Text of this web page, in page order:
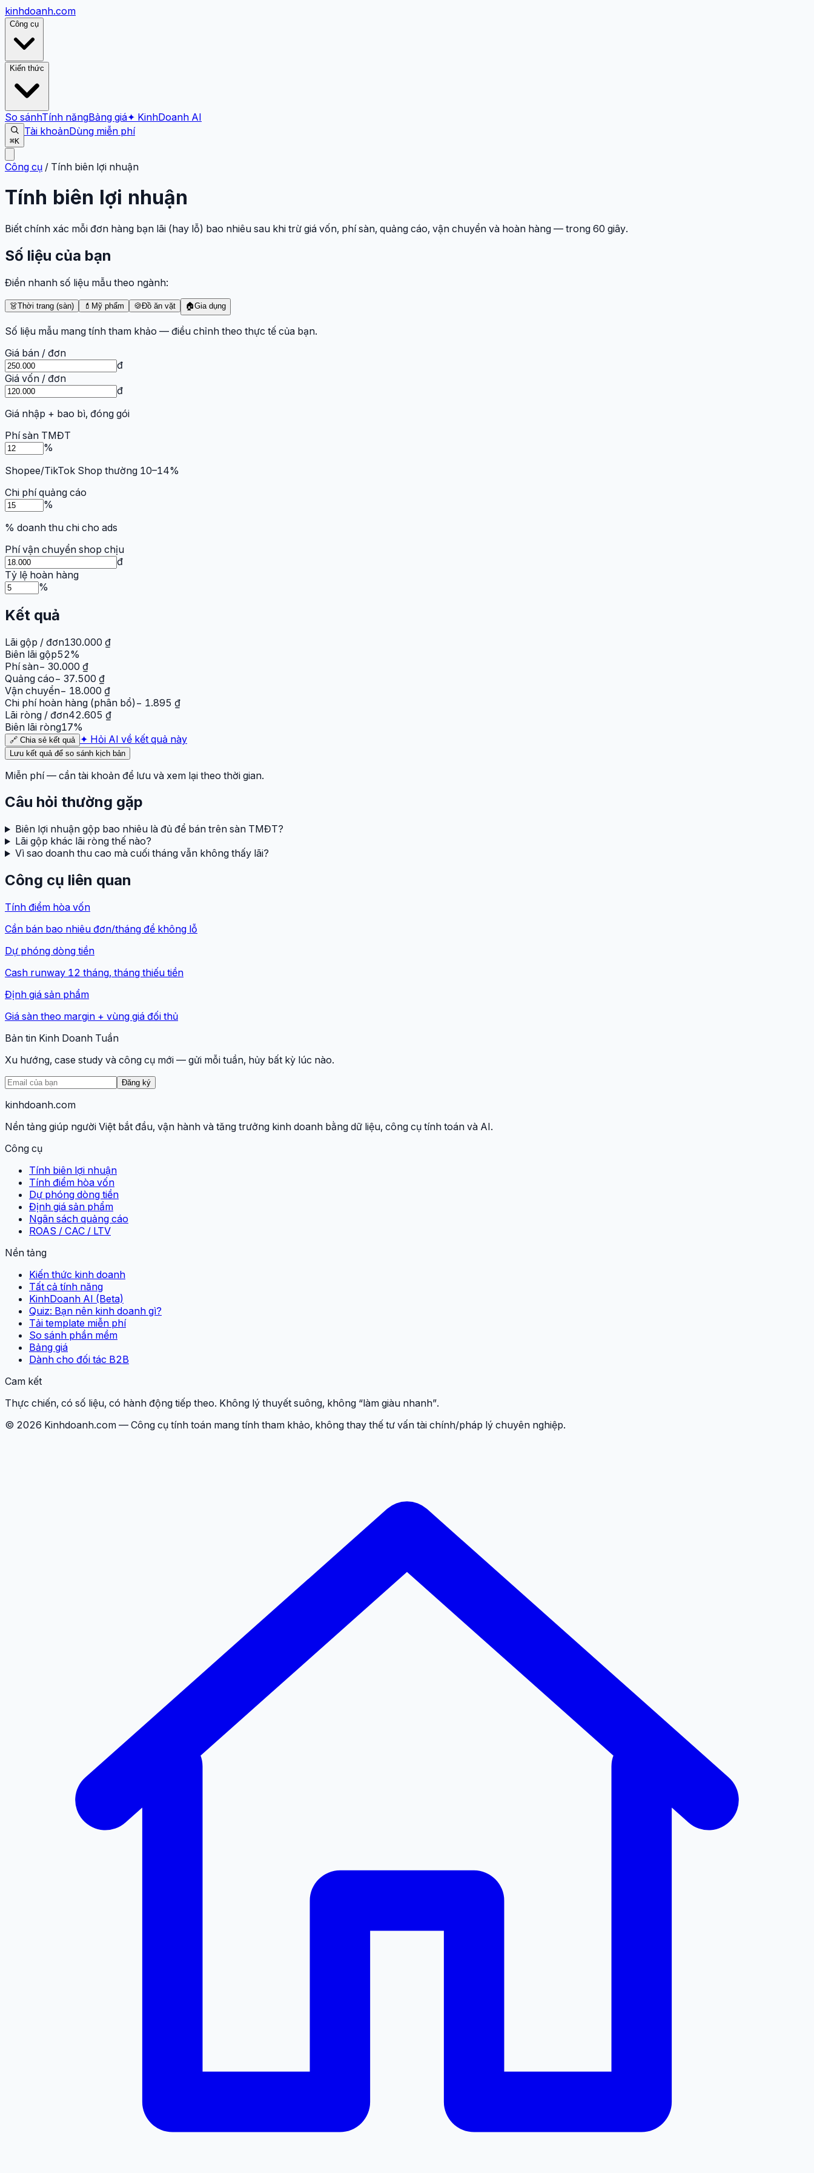
kinhdoanh.com
Công cụ
Kiến thức
So sánhTính năngBảng giá✦ KinhDoanh AI
⌘K
Tài khoảnDùng miễn phí
Công cụ / Tính biên lợi nhuận
Tính biên lợi nhuận
Biết chính xác mỗi đơn hàng bạn lãi (hay lỗ) bao nhiêu sau khi trừ giá vốn, phí sàn, quảng cáo, vận chuyển và hoàn hàng — trong 60 giây.
Số liệu của bạn
Điền nhanh số liệu mẫu theo ngành:
👗Thời trang (sàn) 💄 Mỹ phẩm 🍪Đồ ăn vặt 🏠Gia dụng
Số liệu mẫu mang tính tham khảo — điều chỉnh theo thực tế của bạn.
Giá bán / đơn
đ
Giá vốn / đơn
đ
Giá nhập + bao bì, đóng gói
Phí sàn TMĐT
%
Shopee/TikTok Shop thường 10–14%
Chi phí quảng cáo
%
% doanh thu chi cho ads
Phí vận chuyển shop chịu
đ
Tỷ lệ hoàn hàng
%
Kết quả
Lãi gộp / đơn130.000 ₫
Biên lãi gộp52%
Phí sàn− 30.000 ₫
Quảng cáo− 37.500 ₫
Vận chuyển− 18.000 ₫
Chi phí hoàn hàng (phân bổ)− 1.895 ₫
Lãi ròng / đơn42.605 ₫
Biên lãi ròng17%
🔗 Chia sẻ kết quả ✦ Hỏi AI về kết quả này
Lưu kết quả để so sánh kịch bản
Miễn phí — cần tài khoản để lưu và xem lại theo thời gian.
Câu hỏi thường gặp
Biên lợi nhuận gộp bao nhiêu là đủ để bán trên sàn TMĐT?
Lãi gộp khác lãi ròng thế nào?
Vì sao doanh thu cao mà cuối tháng vẫn không thấy lãi?
Công cụ liên quan
Tính điểm hòa vốn
Cần bán bao nhiêu đơn/tháng để không lỗ
Dự phóng dòng tiền
Cash runway 12 tháng, tháng thiếu tiền
Định giá sản phẩm
Giá sàn theo margin + vùng giá đối thủ
Bản tin Kinh Doanh Tuần
Xu hướng, case study và công cụ mới — gửi mỗi tuần, hủy bất kỳ lúc nào.
Đăng ký
kinhdoanh.com
Nền tảng giúp người Việt bắt đầu, vận hành và tăng trưởng kinh doanh bằng dữ liệu, công cụ tính toán và AI.
Công cụ
Tính biên lợi nhuận
Tính điểm hòa vốn
Dự phóng dòng tiền
Định giá sản phẩm
Ngân sách quảng cáo
ROAS / CAC / LTV
Nền tảng
Kiến thức kinh doanh
Tất cả tính năng
KinhDoanh AI (Beta)
Quiz: Bạn nên kinh doanh gì?
Tải template miễn phí
So sánh phần mềm
Bảng giá
Dành cho đối tác B2B
Cam kết
Thực chiến, có số liệu, có hành động tiếp theo. Không lý thuyết suông, không “làm giàu nhanh”.
© 2026 Kinhdoanh.com — Công cụ tính toán mang tính tham khảo, không thay thế tư vấn tài chính/pháp lý chuyên nghiệp.